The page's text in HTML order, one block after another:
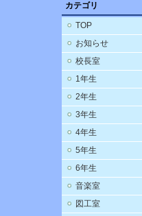
カテゴリ
TOP
お知らせ
校長室
1年生
2年生
3年生
4年生
5年生
6年生
音楽室
図工室